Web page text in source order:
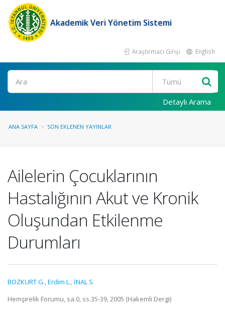
Akademik Veri Yönetim Sistemi
Araştırmacı Girişi English
Ara
Detaylı Arama
ANA SAYFA SON EKLENEN YAYINLAR
Ailelerin Çocuklarının
Hastalığının Akut ve Kronik
Oluşundan Etkilenme
Durumları
BOZKURT G.,Erdim L., İNAL S.
Hemşirelik Forumu, sa.0, ss.35-39, 2005 (Hakemli Dergi)